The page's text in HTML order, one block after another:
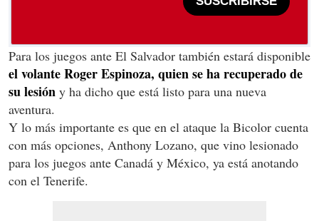
Para los juegos ante El Salvador también estará disponible
el volante Roger Espinoza, quien se ha recuperado de
su lesión y ha dicho que está listo para una nueva
aventura.
Y lo más importante es que en el ataque la Bicolor cuenta
con más opciones, Anthony Lozano, que vino lesionado
para los juegos ante Canadá y México, ya está anotando
con el Tenerife.